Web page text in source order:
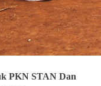
PKN STAN Dan